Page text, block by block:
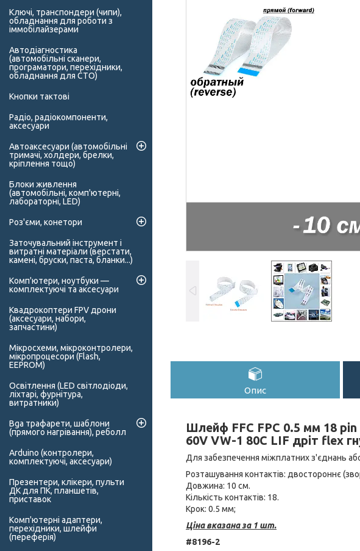
Опис
Шлейф FFC FPC 0.5 мм 18
60V VW-1 80C LIF дріт flex
Для забезпечення міжплатних з'єднань
Розташування контактів: двостороннє
Довжина: 10 см.
Кількість контактів: 18.
Крок: 0.5 мм;
Ціна вказана за 1 шт.
#8196-2
Ключі, транспондери (чипи),
обладнання для роботи з
іммобілайзерами
Автодіагностика
(автомобільні сканери,
програматори, перехідники,
обладнання для СТО)
Кнопки тактові
Радіо, радіокомпоненти,
аксесуари
Автоаксесуари (автомобільні
тримачі, холдери, брелки,
кріплення тощо)
Блоки живлення
(автомобільні, комп'ютерні,
лабораторні, LED)
Роз'єми, конетори
Заточувальний інструмент і
витратні матеріали (верстати,
камені, бруски, паста, бланки...)
Комп'ютери, ноутбуки —
комплектуючі та аксесуари
Квадрокоптери FPV дрони
(аксесуари, набори,
запчастини)
Мікросхеми, мікроконтролери,
мікропроцесори (Flash,
EEPROM)
Освітлення (LED світлодіоди,
ліхтарі, фурнітура,
витратники)
Bga трафарети, шаблони
(прямого нагрівання), реболл
Arduino (контролери,
комплектуючі, аксесуари)
Презентери, клікери, пульти
ДК для ПК, планшетів,
приставок
Комп'ютерні адаптери,
перехідники, шлейфи
(переферія)